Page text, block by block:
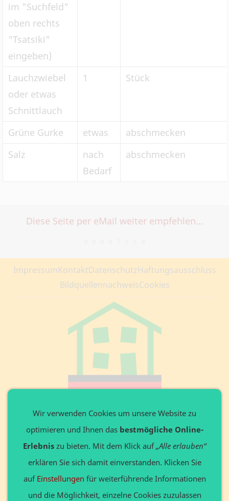
im "Suchfeld"
oben rechts
"Tsatsiki"
eingeben)
Lauchzwiebel
oder etwas
Schnittlauch
1 Stück
Grüne Gurke etwas
abschmecken
Salz
nach
Bedarf
abschmecken
Diese Seite per eMail weiter empfehlen...
ImpressumKontaktDatenschutzHaftungsausschluss
BildquellennachweisCookies
Private Website
Ansprechpartner: Axel Döring
Leitenweg 3 in 87642 Halblech
Tel. +49 8368 9136648
Privat: www.Döring24.de
Wir verwenden Cookies um unsere Website zu
optimieren und Ihnen das bestmögliche Online-
Erlebnis zu bieten. Mit dem Klick auf„Alle erlauben“
erklären Sie sich damit einverstanden. Klicken Sie
auf Einstellungen für weiterführende Informationen
und die Möglichkeit, einzelne Cookies zuzulassen